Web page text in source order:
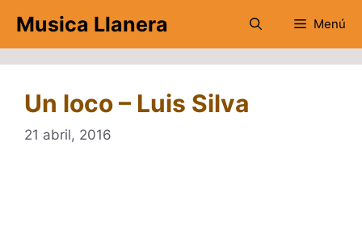
contenido
Musica Llanera Menú
Un loco – Luis Silva
21 abril, 2016